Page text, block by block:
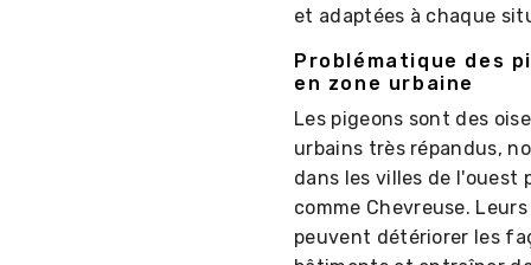
et adaptées à chaque
Problématique des
en zone urbaine
Les pigeons sont des
urbains très répandus,
dans les villes de l'ouest
comme Chevreuse.
peuvent détériorer les